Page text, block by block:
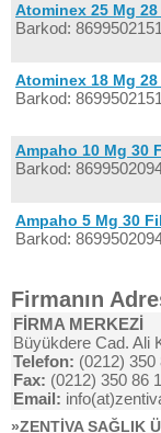
Atominex 25 Mg
Barkod:
Atominex 18 Mg
Barkod:
Ampaho 10 Mg 30
Barkod:
Ampaho 5 Mg 30
Barkod:
Firmanın
FİRMA MERKEZİ
Büyükdere Cad. Ali
Telefon: (0212) 350
Fax: (0212) 350 86
Email:
»ZENTİVA SAĞLIK